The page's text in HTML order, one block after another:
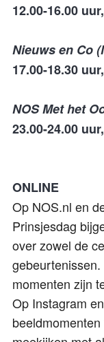
12.00-16.00
Nieuws en Co
17.00-18.30
NOS Met het
23.00-24.00
ONLINE
Op NOS.nl en
Prinsjesdag
over zowel de
gebeurtenissen.
momenten zijn
Op Instagram